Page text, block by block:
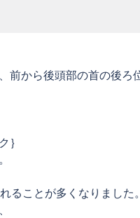
前から後頭部の首の後ろ
｝
ることが多くなりました